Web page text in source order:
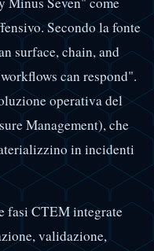
Secondo la fonte
surface, chain, and
can respond".
operativa del
Management), che
in incidenti
fasi CTEM integrate
validazione,